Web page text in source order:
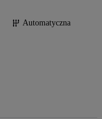
Automatyczna